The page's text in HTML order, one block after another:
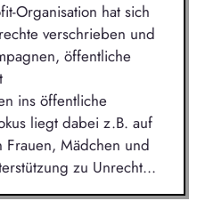
Organisation hat sich
verschrieben und
öffentliche
ins öffentliche
liegt dabei z.B. auf
Frauen, Mädchen und
zu Unrecht...